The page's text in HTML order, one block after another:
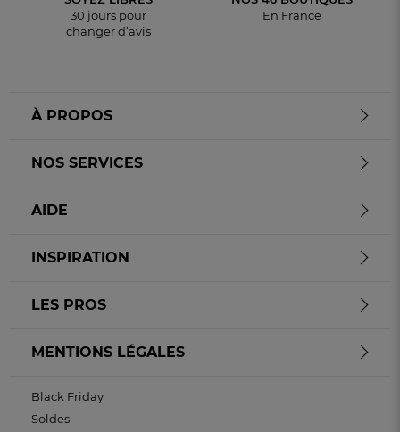
30 jours pour
changer d’avis
En France
À PROPOS
NOS SERVICES
AIDE
INSPIRATION
LES PROS
MENTIONS LÉGALES
Black Friday
Soldes